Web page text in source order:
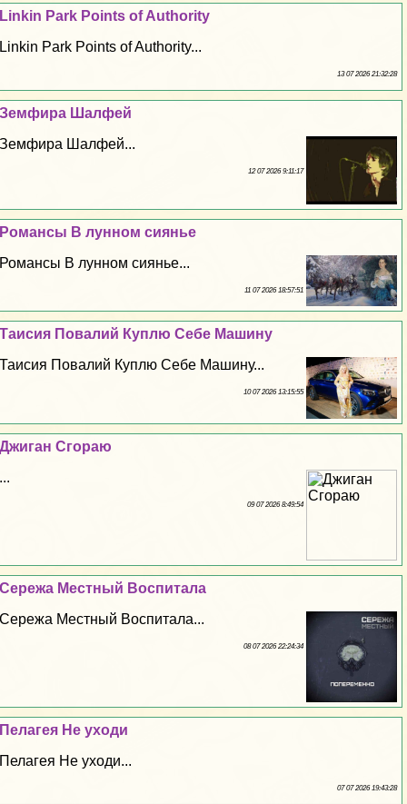
Linkin Park Points of Authority
Linkin Park Points of Authority...
13 07 2026 21:32:28
Земфира Шалфей
Земфира Шалфей...
12 07 2026 9:11:17
Романсы В лунном сиянье
Романсы В лунном сиянье...
11 07 2026 18:57:51
Таисия Повалий Куплю Себе Машину
Таисия Повалий Куплю Себе Машину...
10 07 2026 13:15:55
Джиган Сгораю
...
09 07 2026 8:49:54
Сережа Местный Воспитала
Сережа Местный Воспитала...
08 07 2026 22:24:34
Пелагея Не уходи
Пелагея Не уходи...
07 07 2026 19:43:28